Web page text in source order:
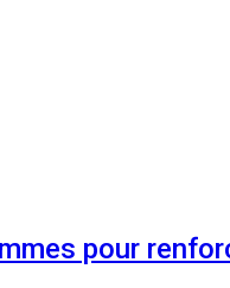
pour